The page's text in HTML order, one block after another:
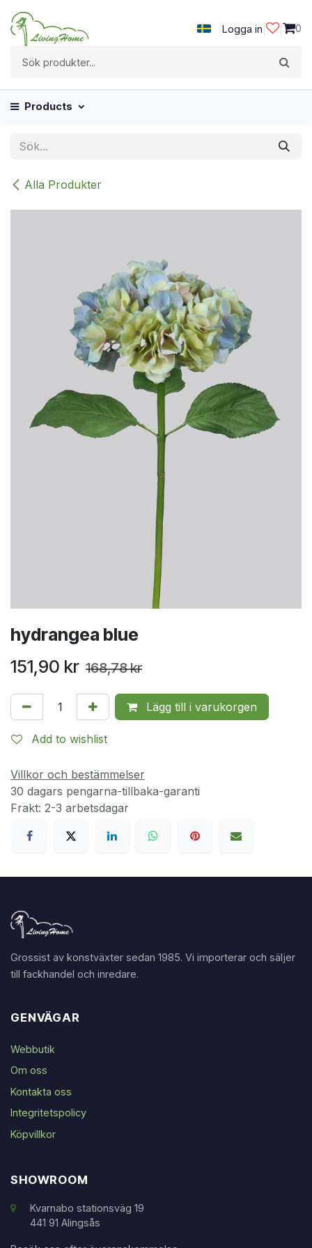
Logga in | 0
Products
Alla Produkter
hydrangea blue
151,90 kr 168,78kr
Lägg till i varukorgen
Add to wishlist
Villkor och bestämmelser
30 dagars pengarna-tillbaka-garanti
Frakt: 2-3 arbetsdagar
Grossist av konstväxter sedan 1985. Vi importerar och säljer
till fackhandel och inredare.
GENVÄGAR
Webbutik
Om oss
Kontakta oss
Integritetspolicy
Köpvillkor
SHOWROOM
Kvarnabo stationsväg 19
441 91 Alingsås